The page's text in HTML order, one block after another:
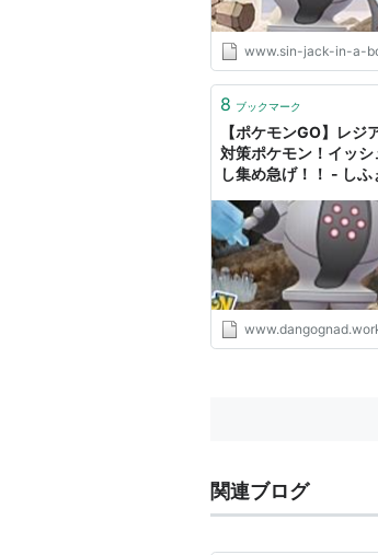
www.sin-jack-in-a-
8 ブックマーク
【ポケモンGO】レジ
対策ポケモン！イッシ
し集め急げ！！ - しふ
関連ブログ